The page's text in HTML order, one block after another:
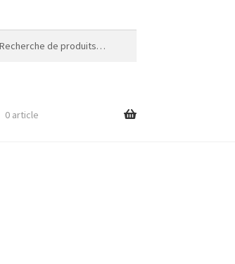
0 article